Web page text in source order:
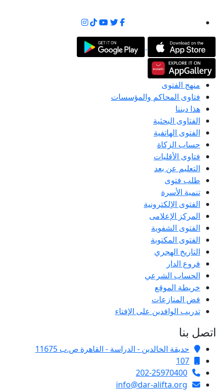
منهج الفتوى
فتاوى المحاكم والمؤسسات
هذا ديننا
الفتاوى البحثية
الفتوى الهاتفية
حساب الزكاة
فتاوى الأقليات
التعليم عن بعد
طلب فتوى
تنمية الأسرة
الفتوى الإلكترونية
المركز الإعلامى
الفتوى الشفوية
الفتوى المكتوبة
التاريخ الهجري
فروع الدار
الحساب الشرعي
خريطة الموقع
فض المنازعات
تدريب الوافدين على الإفتاء
اتصل بنا
حديقة الخالدين - الدراسة - القاهرة ص.ب 11675
107
202-25970400
info@dar-alifta.org